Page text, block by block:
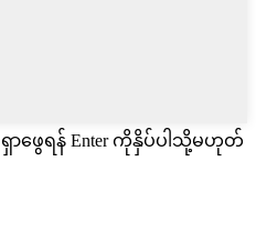
ရှာဖွေရန် Enter ကိုနှိပ်ပါသို့မဟုတ်